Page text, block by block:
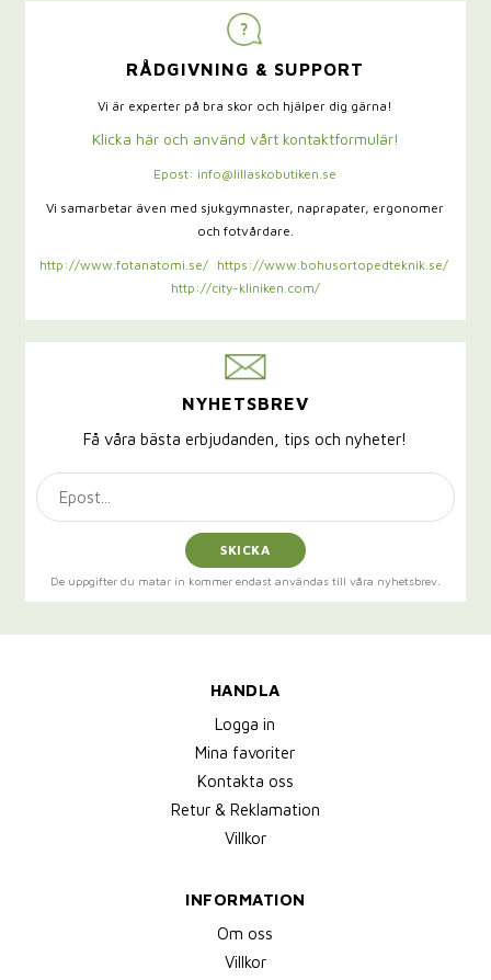
RÅDGIVNING & SUPPORT
Vi är experter på bra skor och hjälper dig gärna!
Klicka här och använd vårt kontaktformulär!
Epost: info@lillaskobutiken.se
Vi samarbetar även med sjukgymnaster, naprapater, ergonomer
och fotvårdare.
http://www.fotanatomi.se/
https://www.bohusortopedteknik.se/
http://city-kliniken.com/
NYHETSBREV
Få våra bästa erbjudanden, tips och nyheter!
SKICKA
De uppgifter du matar in kommer endast användas till våra nyhetsbrev.
HANDLA
Logga in
Mina favoriter
Kontakta oss
Retur & Reklamation
Villkor
INFORMATION
Om oss
Villkor